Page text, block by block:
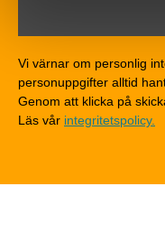
Brandklasser för
Detaljlösningar
Träytors
Tekniska byten
Riskvärdering i
Vi värnar om personlig
personuppgifter alltid
Genom att klicka på
Läs vår integritetspolicy.